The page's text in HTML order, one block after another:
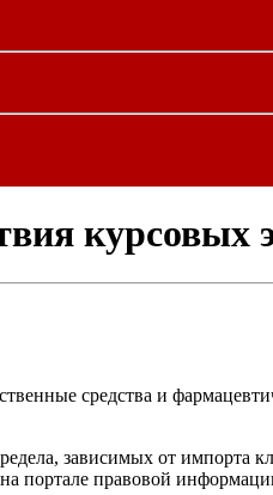
средства и
зависимых от импорта
портале правовой